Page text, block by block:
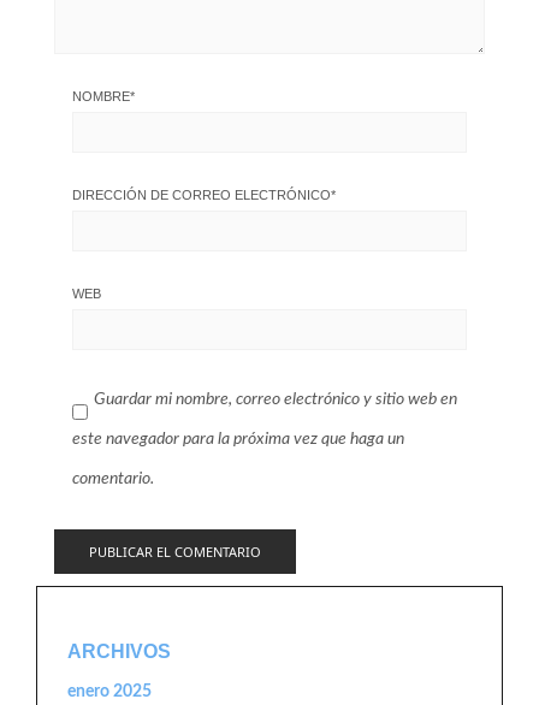
NOMBRE*
DIRECCIÓN DE CORREO ELECTRÓNICO*
WEB
Guardar mi nombre, correo electrónico y sitio web en
este navegador para la próxima vez que haga un
comentario.
ARCHIVOS
enero 2025